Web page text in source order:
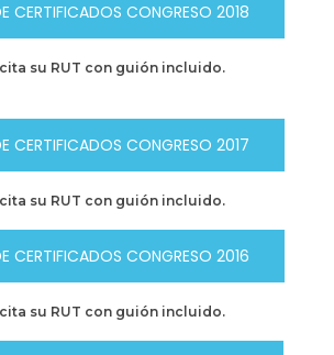
CERTIFICADOS CONGRESO 2018
su RUT con guión incluido.
CERTIFICADOS CONGRESO 2017
su RUT con guión incluido.
CERTIFICADOS CONGRESO 2016
su RUT con guión incluido.